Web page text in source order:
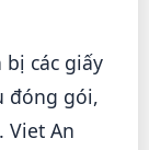
các giấy
đóng gói,
Viet An